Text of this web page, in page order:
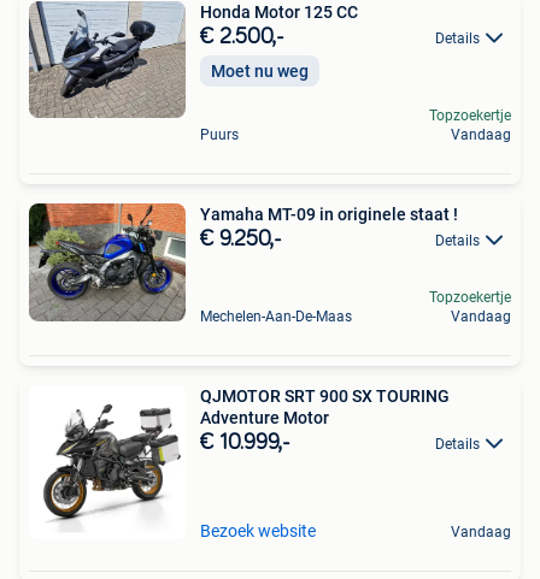
Honda Motor 125 CC
€ 2.500,- Details
Moet nu weg
Puurs
Topzoekertje
Vandaag
Yamaha MT-09 in originele staat !
€ 9.250,- Details
Mechelen-Aan-De-Maas
Topzoekertje
Vandaag
QJMOTOR SRT 900 SX TOURING
Adventure Motor
€ 10.999,- Details
Bezoek website Vandaag